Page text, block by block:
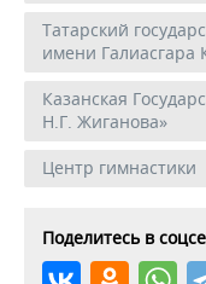
Татарский
имени Галиасгара
Казанская
Н.Г. Жиганова»
Центр гимнастики
Поделитесь в